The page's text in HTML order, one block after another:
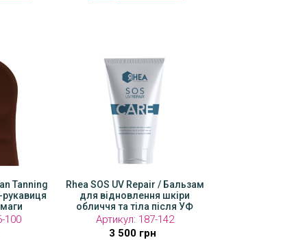
Tanning
рукавиця
100
Rhea SOS UV Repair / Бальзам
для відновлення шкіри
обличчя та тіла після УФ
Артикул: 187-142
3 500 грн